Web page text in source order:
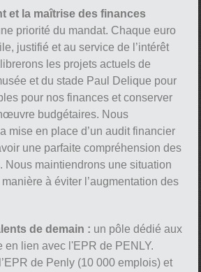
et la maîtrise des finances
priorité du mandat. Chaque euro
justifié et au service de l’intérêt
les projets actuels de
et du stade Paul Delique pour
pour nos finances et conserver
budgétaires. Nous
mise en place d’un audit financier
une parfaite compréhension des
Nous maintiendrons une situation
à éviter l’augmentation des
de demain : un pôle dédié aux
en lien avec l'EPR de PENLY.
de Penly (10 000 emplois) et